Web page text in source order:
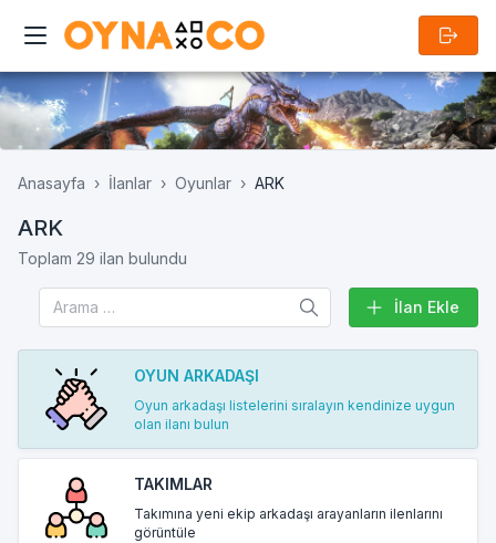
Anasayfa İlanlar Oyunlar ARK
ARK
Toplam 29 ilan bulundu
İlan Ekle
OYUN ARKADAŞI
Oyun arkadaşı listelerini sıralayın kendinize uygun
olan ilanı bulun
TAKIMLAR
Takımına yeni ekip arkadaşı arayanların ilenlarını
görüntüle